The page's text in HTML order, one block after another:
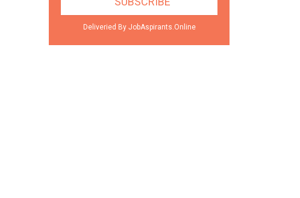
Deliveried By JobAspirants.Online